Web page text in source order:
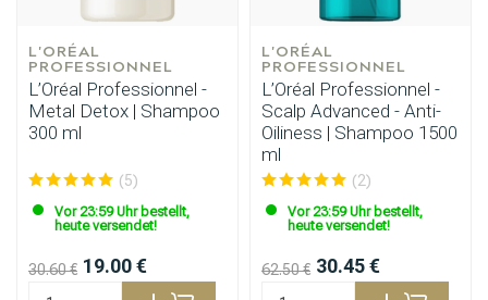
L'ORÉAL
PROFESSIONNEL
L’Oréal Professionnel -
Metal Detox | Shampoo
300 ml
(5)
Vor 23:59 Uhr bestellt,
heute versendet!
30.60 € 19.00 €
L'ORÉAL
PROFESSIONNEL
L’Oréal Professionnel -
Scalp Advanced - Anti-
Oiliness | Shampoo 1500
ml
(2)
Vor 23:59 Uhr bestellt,
heute versendet!
62.50 € 30.45 €